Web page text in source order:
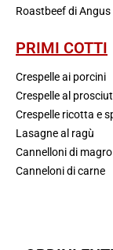
Roastbeef di
PRIMI COTTI
Crespelle ai porcini
Crespelle al
Crespelle ricotta e
Lasagne al ragù
Cannelloni di magro
Canneloni di carne